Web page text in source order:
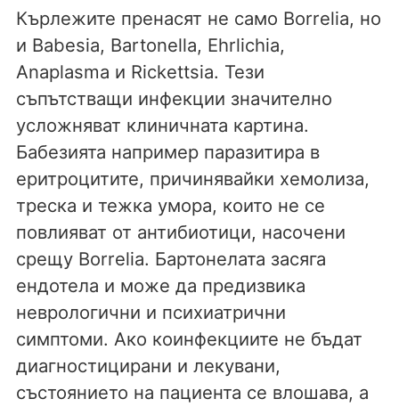
Кърлежите пренасят не само Borrelia, но
и Babesia, Bartonella, Ehrlichia,
Anaplasma и Rickettsia. Тези
съпътстващи инфекции значително
усложняват клиничната картина.
Бабезията например паразитира в
еритроцитите, причинявайки хемолиза,
треска и тежка умора, които не се
повлияват от антибиотици, насочени
срещу Borrelia. Бартонелата засяга
ендотела и може да предизвика
неврологични и психиатрични
симптоми. Ако коинфекциите не бъдат
диагностицирани и лекувани,
състоянието на пациента се влошава, а